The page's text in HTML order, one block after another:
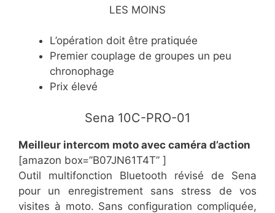
LES MOINS
​L’opération doit être pratiquée
​Premier couplage de groupes un peu
chronophage
​Prix élevé
​Sena 10C-PRO-01
​Meilleur intercom moto avec caméra d’action
[amazon box=”​B07JN61T4T” ]
Outil multifonction Bluetooth révisé de Sena
pour un enregistrement sans stress de vos
visites à moto. Sans configuration compliquée,